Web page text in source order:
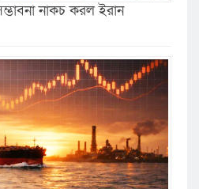
নাকচ করল ইরান